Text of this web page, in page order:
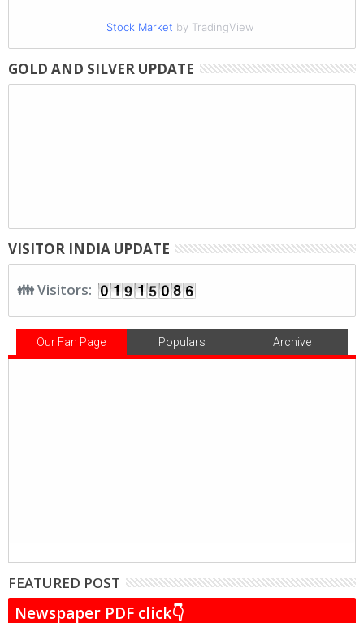
Stock Market by TradingView
GOLD AND SILVER UPDATE
VISITOR INDIA UPDATE
👪 Visitors:
Our Fan Page Populars Archive
FEATURED POST
Newspaper PDF click👇